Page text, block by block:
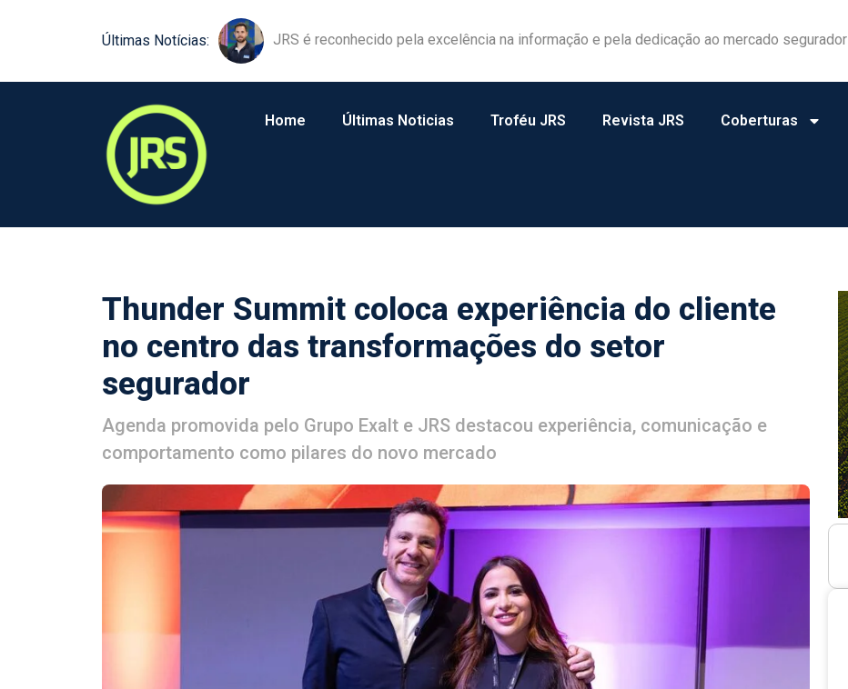
Últimas Notícias: JRS é reconhecido pela excelência na informação e pela dedicação ao mercado segurador
Lucro do Grupo Bradesco Seguros cresce 20,4% no primeiro semestre de 2026, totalizando R$ 5,7 bilhões
Home Últimas Noticias Troféu JRS Revista JRS Coberturas
Thunder Summit coloca experiência do cliente
no centro das transformações do setor
segurador
Agenda promovida pelo Grupo Exalt e JRS destacou experiência, comunicação e
comportamento como pilares do novo mercado